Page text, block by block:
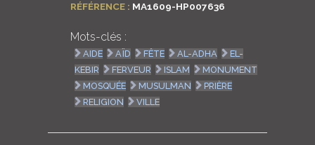
RÉFÉRENCE : MA1609-HP007636
Mots-clés :
AIDE AÏD FÊTE AL-ADHA
EL-
KEBIR
FERVEUR ISLAM
MONUMENT
MOSQUÉE
MUSULMAN
PRIÈRE
RELIGION
VILLE